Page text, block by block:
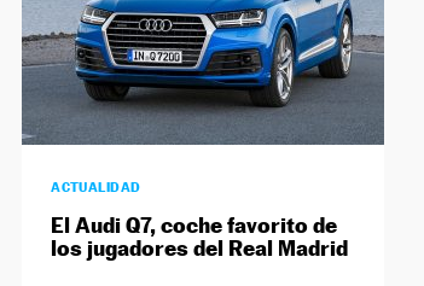
ACTUALIDAD
El Audi Q7, coche favorito de
los jugadores del Real Madrid